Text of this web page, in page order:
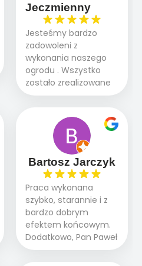
Jeczmienny
Jesteśmy bardzo
zadowoleni z
wykonania naszego
ogrodu . Wszystko
zostało zrealizowane
fachowo, rzetelnie i
oczekiwaniami. Prace
przebiegały sprawnie
dzięki temu,że firma
działa kompleksowo :
ogrodnictwo,nawodnienie,
brukarstwo.Efekt
końcowy przerósł
nasze oczekiwania.
Polecamy tę firmę
wszystkim , którzy
marzą o pięknym
Bartosz Jarczyk
Praca wykonana
szybko, starannie i z
bardzo dobrym
efektem końcowym.
Dodatkowo, Pan Paweł
chętnie udziela porad